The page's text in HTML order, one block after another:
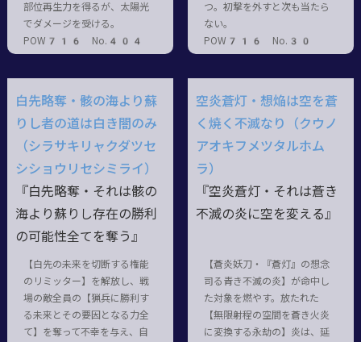
部位再生力を得るが、太陽光
でダメージを受ける。
POW716 No.404
つ。初撃を外すと次も当たら
ない。
POW716 No.30
白先略奪・骸の海より蘇
りし者の道は白き闇のみ
（シラサキリャクダツセ
シショウリセシミライ）
『白先略奪・それは骸の
海より蘇りし存在の勝利
の可能性全てを奪う』
【白先の未来を切断する権能
のリミッター】を解放し、戦
場の敵全員の【猟兵に勝利す
る未来とその要因となる力全
て】を奪って不幸を与え、自
空炎蒼灯・想焔は空を蒼
く焼く不滅なり（クウノ
アオキフメツタルホム
ラ）
『空炎蒼灯・それは蒼き
不滅の炎に空を変える』
【蒼炎妖刀・『蒼灯』の想念
司る青き不滅の炎】が命中し
た対象を燃やす。放たれた
【無限射程の空間を蒼き火炎
に変換する永劫の】炎は、延